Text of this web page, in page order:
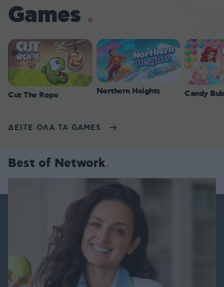
Games
Cut The Rope Northern Heights Candy
ΔΕΙΤΕ ΟΛΑ ΤΑ GAMES
Best of Network